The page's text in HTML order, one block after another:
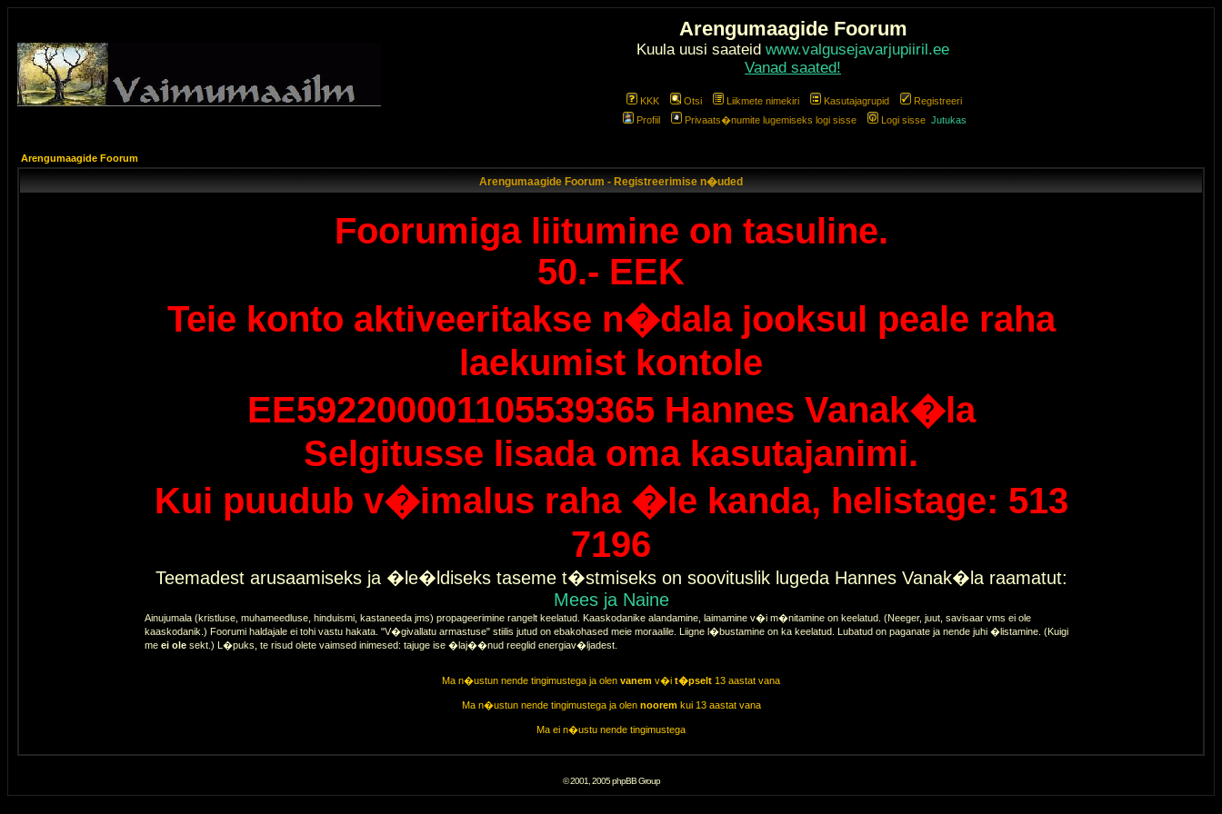
Arengumaagide Foorum
Kuula uusi saateid www.valgusejavarjupiiril.ee
Vanad saated!
KKK Otsi Liikmete nimekiri Kasutajagrupid
Registreeri
Profiil
Privaats�numite lugemiseks logi sisse Logi sisse Jutukas
Arengumaagide Foorum
Arengumaagide Foorum - Registreerimise n�uded
Foorumiga liitumine on tasuline.
50.- EEK
Teie konto aktiveeritakse n�dala jooksul peale raha
laekumist kontole
EE592200001105539365 Hannes Vanak�la
Selgitusse lisada oma kasutajanimi.
Kui puudub v�imalus raha �le kanda, helistage: 513
7196
Teemadest arusaamiseks ja �le�ldiseks taseme t�stmiseks on soovituslik lugeda Hannes Vanak�la raamatut:
Mees ja Naine
Ainujumala (kristluse, muhameedluse, hinduismi, kastaneeda jms) propageerimine rangelt keelatud. Kaaskodanike alandamine, laimamine v�i m�nitamine on keelatud. (Neeger, juut, savisaar vms ei ole
kaaskodanik.) Foorumi haldajale ei tohi vastu hakata. "V�givallatu armastuse" stiilis jutud on ebakohased meie moraalile. Liigne l�bustamine on ka keelatud. Lubatud on paganate ja nende juhi �listamine. (Kuigi
me ei olesekt.) L�puks, te risud olete vaimsed inimesed: tajuge ise �laj��nud reeglid energiav�ljadest.
Ma n�ustun nende tingimustega ja olen vanem v�i t�pselt 13 aastat vana
Ma n�ustun nende tingimustega ja olen nooremkui 13 aastat vana
Ma ei n�ustu nende tingimustega
© 2001, 2005 phpBB Group